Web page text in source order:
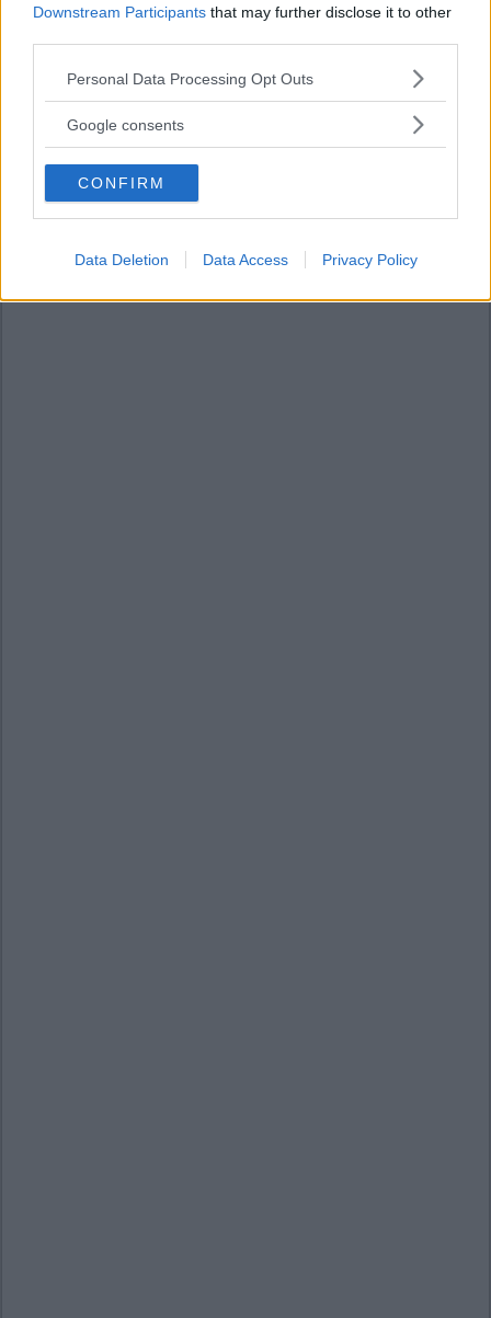
Downstream Participants that may further disclose it to other
Please note that this website/app uses one or more Google
not limited to your visit or usage behaviour. You may click to
use your data for below specified purposes in below Google
consent section.
Personal Data Processing Opt Outs
Google consents
CONFIRM
Data Deletion Data Access Privacy Policy